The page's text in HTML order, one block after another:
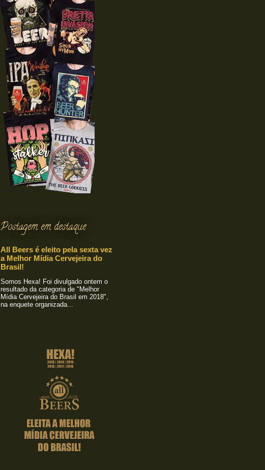
Postagem em destaque
All Beers é eleito pela sexta vez
a Melhor Mídia Cervejeira do
Brasil!
Somos Hexa! Foi divulgado ontem o
resultado da categoria de "Melhor
Mídia Cervejeira do Brasil em 2018",
na enquete organizada...